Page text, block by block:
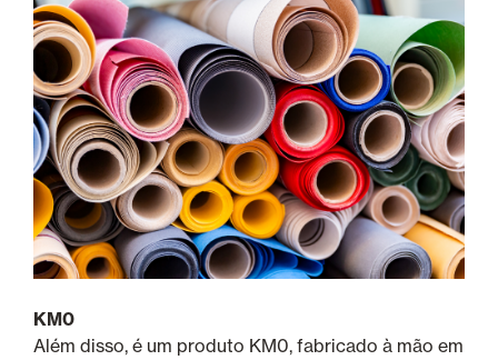
KM0
Além disso, é um produto KM0, fabricado à mão em